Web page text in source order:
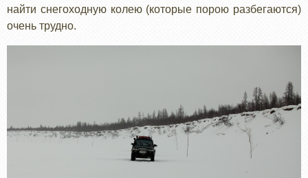
найти снегоходную колею (которые порою разбегаются)
очень трудно.